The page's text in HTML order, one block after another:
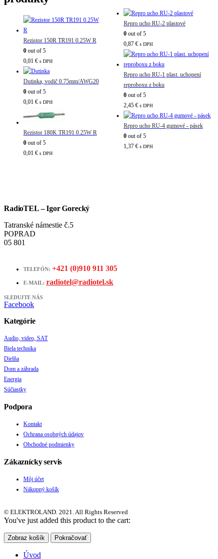
Rezistor 150R TR191 0.25W R
0 out of 5
0,01 € s DPH
Dutinka, vodič 0.75mm/AWG20
0 out of 5
0,01 € s DPH
Rezistor 180K TR191 0.25W R
0 out of 5
0,01 € s DPH
Repro ucho RU-2 plastové
0out of 5
0,87 € s DPH
Repro ucho RU-1 plast. uchopení
reproboxu z boku
0out of 5
2,45 € s DPH
Repro ucho RU-4 gumové - pásek
0out of 5
1,37 € s DPH
RadioTEL – Igor Gorecký
Tatranské námestie č.5
POPRAD
05 801
TELEFÓN: +421 (0)910 911 305
E-MAIL: radiotel@radiotel.sk
SLEDUJTE NÁS
Facebook
Kategórie
Audio, video, SAT
Biela technika
Dielňa
Dom a záhrada
Energia
Súčiastky
Podpora
Kontakt
Ochrana osobných údajov
Obchodné podmienky
Zákaznícky servis
Môj účet
Nákupný košík
© ELEKTROLAND. 2021. All Rights Reserved
You've just added this product to the cart:
Zobraz košík Pokračovať
Úvod